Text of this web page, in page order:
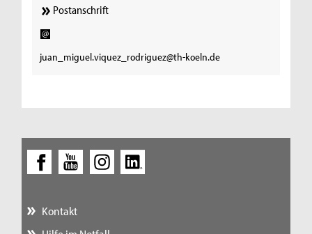
Postanschrift
juan_miguel.viquez_rodriguez@th-koeln.de
Kontakt